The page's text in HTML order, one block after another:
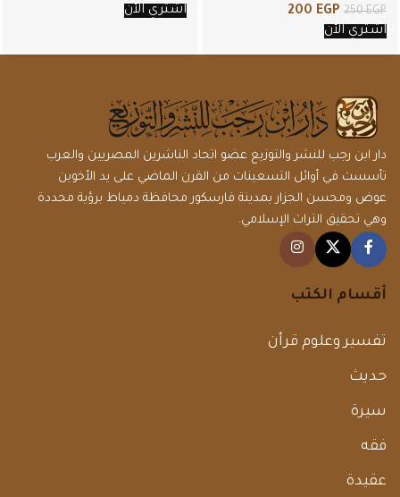
250EGP
200 EGP
اشتري الأن
اشتري الأن
دار ابن رجب للنشر والتوزيع عضو اتحاد الناشرين المصريين والعرب
تأسست في أوائل التسعينات من القرن الماضي على يد الأخوين
عوض ومحسن الجزار بمدينة فارسكور محافظة دمياط برؤية محددة
وهي تحقيق التراث الإسلامي.
أقسام الكتب
تفسير وعلوم قرأن
حديث
سيرة
فقه
عقيدة